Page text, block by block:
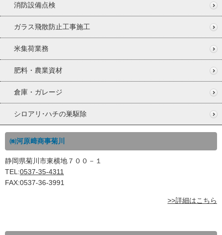
消防設備点検
ガラス飛散防止工事施工
米集荷業務
肥料・農業資材
倉庫・ガレージ
シロアリ･ハチの巣駆除
㈱河原﨑商事菊川
静岡県菊川市東横地７００－１
TEL:0537-35-4311
FAX:0537-36-3991
>>詳細はこちら